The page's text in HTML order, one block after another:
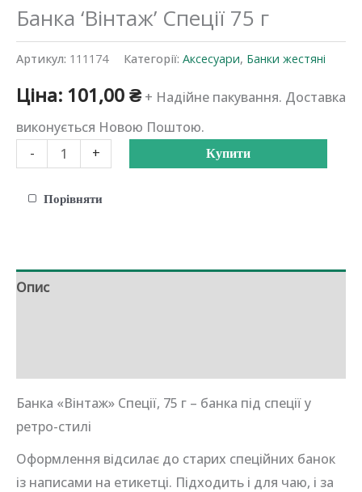
Банка ‘Вінтаж’ Спеції 75 г
Артикул: 111174 Категорії: Аксесуари, Банки жестяні
Ціна: 101,00₴ + Надійне пакування. Доставка
виконується Новою Поштою.
-
Банка
'Вінтаж'
Спеції
кількість
+ Купити
Порівняти
Опис
Банка «Вінтаж» Спеції, 75 г – банка під спеції у
ретро-стилі
Оформлення відсилає до старих спеційних банок
із написами на етикетці. Підходить і для чаю, і за